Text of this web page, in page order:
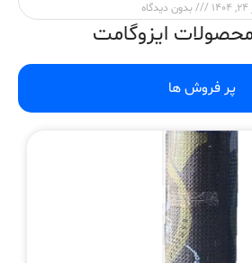
بدون دیدگاه
ایزوگامت
پر فروش ها